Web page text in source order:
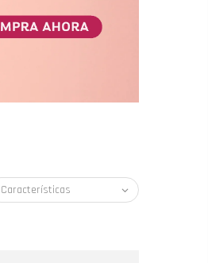
Características